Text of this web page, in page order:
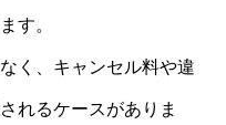
す。
く、キャンセル料や違
れるケースがありま